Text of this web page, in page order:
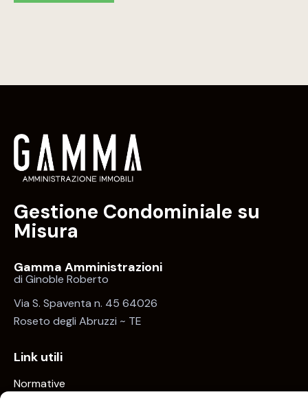
Gestione Condominiale su
Misura
Gamma Amministrazioni
di Ginoble Roberto
Via S. Spaventa n. 45 64026
Roseto degli Abruzzi ~ TE
Link utili
Normative